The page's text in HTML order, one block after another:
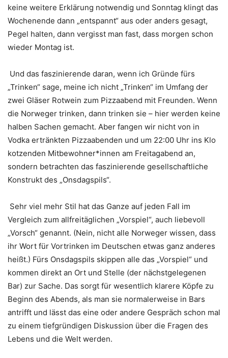
keine weitere Erklärung notwendig und Sonntag klingt das
Wochenende dann „entspannt“ aus oder anders gesagt,
Pegel halten, dann vergisst man fast, dass morgen schon
wieder Montag ist.
Und das faszinierende daran, wenn ich Gründe fürs
„Trinken“ sage, meine ich nicht „Trinken“ im Umfang der
zwei Gläser Rotwein zum Pizzaabend mit Freunden. Wenn
die Norweger trinken, dann trinken sie – hier werden keine
halben Sachen gemacht. Aber fangen wir nicht von in
Vodka ertränkten Pizzaabenden und um 22:00 Uhr ins Klo
kotzenden Mitbewohner*innen am Freitagabend an,
sondern betrachten das faszinierende gesellschaftliche
Konstrukt des „Onsdagspils“.
Sehr viel mehr Stil hat das Ganze auf jeden Fall im
Vergleich zum allfreitäglichen „Vorspiel“, auch liebevoll
„Vorsch“ genannt. (Nein, nicht alle Norweger wissen, dass
ihr Wort für Vortrinken im Deutschen etwas ganz anderes
heißt.) Fürs Onsdagspils skippen alle das „Vorspiel“ und
kommen direkt an Ort und Stelle (der nächstgelegenen
Bar) zur Sache. Das sorgt für wesentlich klarere Köpfe zu
Beginn des Abends, als man sie normalerweise in Bars
antrifft und lässt das eine oder andere Gespräch schon mal
zu einem tiefgründigen Diskussion über die Fragen des
Lebens und die Welt werden.